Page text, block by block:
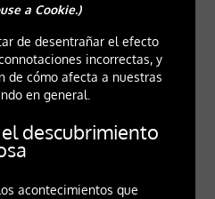
a Cookie.)
de desentrañar el efecto
incorrectas, y
de cómo afecta a nuestras
en general.
descubrimiento
acontecimientos que